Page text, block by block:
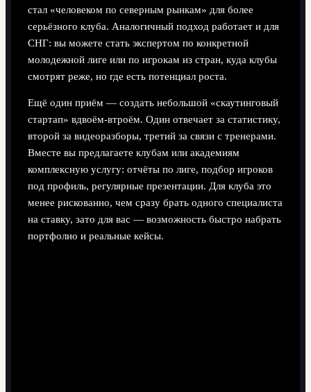
стал «человеком по северным рынкам» для более
серьёзного клуба. Аналогичный подход работает и для
СНГ: вы можете стать экспертом по конкретной
молодежной лиге или по игрокам из стран, куда клубы
смотрят реже, но где есть потенциал роста.
Ещё один приём — создать небольшой «скаутинговый
стартап» вдвоём‑втроём. Один отвечает за статистику,
второй за видеоразборы, третий за связи с тренерами.
Вместе вы предлагаете клубам или академиям
комплексную услугу: отчёты по лиге, подбор игроков
под профиль, регулярные презентации. Для клуба это
менее рискованно, чем сразу брать одного специалиста
на ставку, зато для вас — возможность быстро набрать
портфолио и реальные кейсы.